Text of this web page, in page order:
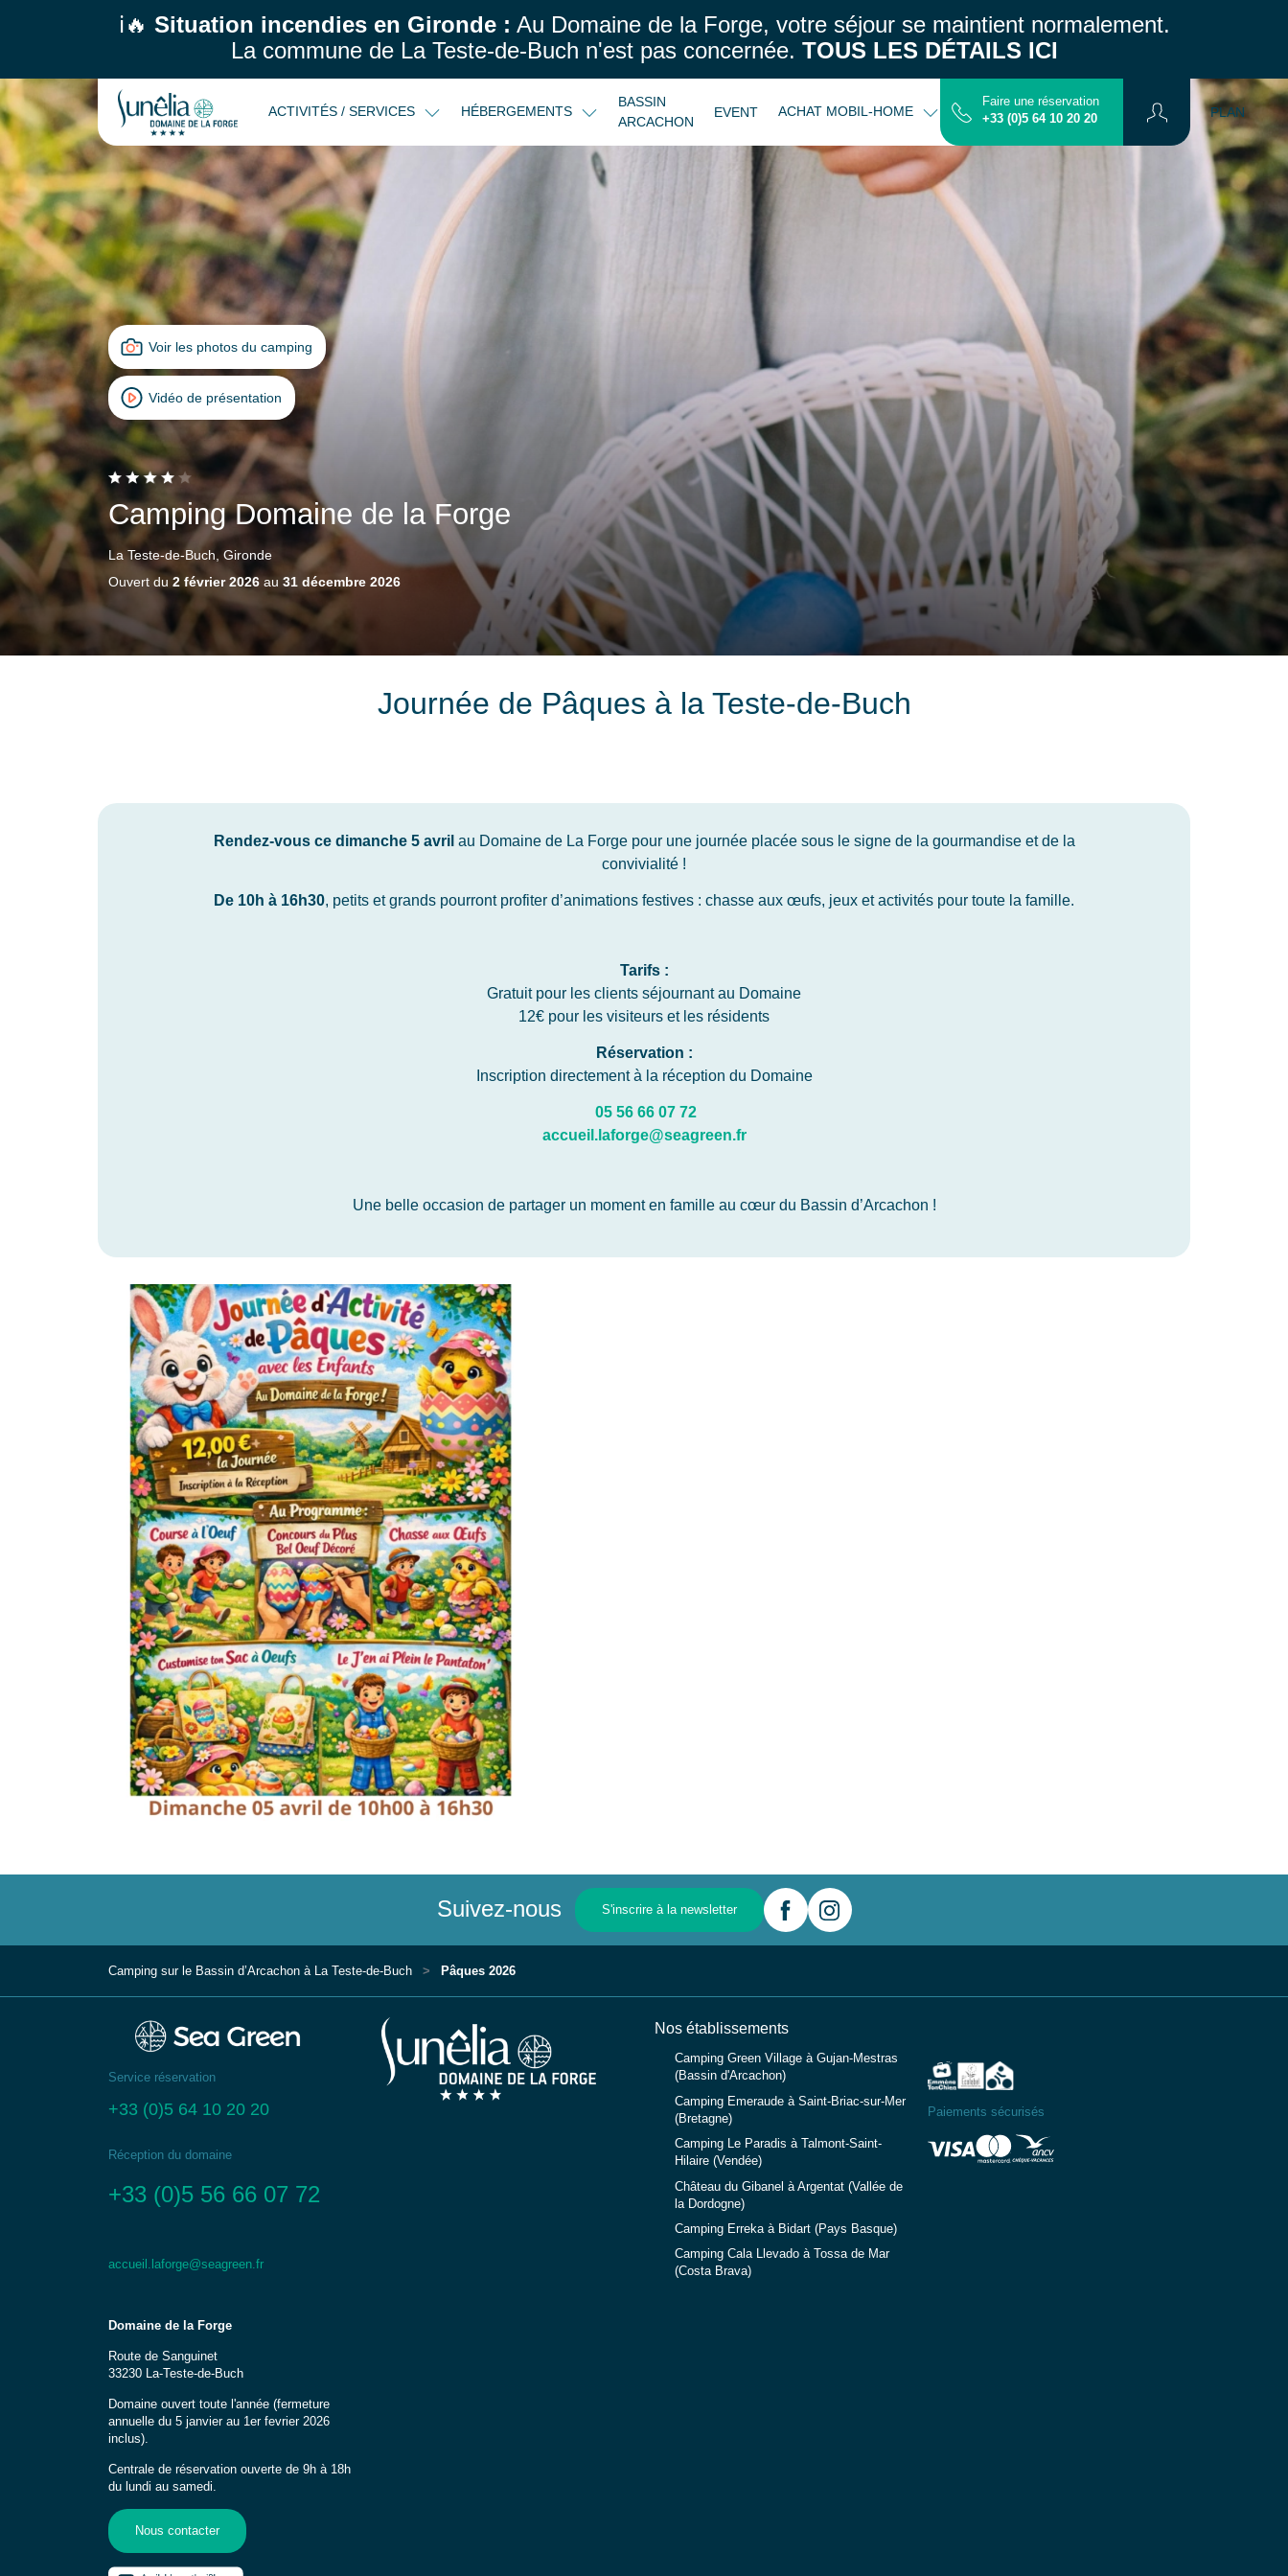
ℹ️🔥 Situation incendies en Gironde : Au Domaine de la Forge, votre séjour se maintient normalement.
La commune de La Teste-de-Buch n'est pas concernée. TOUS LES DÉTAILS ICI
ACTIVITÉS / SERVICES HÉBERGEMENTS
BASSIN
ARCACHON
EVENT ACHAT MOBIL-HOME INFOS PRATIQUES CONTACT PLAN
Faire une réservation
+33 (0)5 64 10 20 20
Voir les photos du camping
Vidéo de présentation
Camping Domaine de la Forge
La Teste-de-Buch, Gironde
Ouvert du 2 février 2026au 31 décembre 2026
Journée de Pâques à la Teste-de-Buch
Rendez-vous ce dimanche 5 avril au Domaine de La Forge pour une journée placée sous le signe de la gourmandise et de la
convivialité !
De 10h à 16h30, petits et grands pourront profiter d’animations festives : chasse aux œufs, jeux et activités pour toute la famille.
Tarifs :
Gratuit pour les clients séjournant au Domaine
12€ pour les visiteurs et les résidents
Réservation :
Inscription directement à la réception du Domaine
05 56 66 07 72
accueil.laforge@seagreen.fr
Une belle occasion de partager un moment en famille au cœur du Bassin d’Arcachon !
Suivez-nous S'inscrire à la newsletter
Camping sur le Bassin d’Arcachon à La Teste-de-Buch Pâques 2026
Service réservation
+33 (0)5 64 10 20 20
Réception du domaine
+33 (0)5 56 66 07 72
accueil.laforge@seagreen.fr
Domaine de la Forge
Route de Sanguinet
33230 La-Teste-de-Buch
Domaine ouvert toute l'année (fermeture
annuelle du 5 janvier au 1er fevrier 2026
inclus).
Centrale de réservation ouverte de 9h à 18h
du lundi au samedi.
Nous contacter
Nos établissements
Camping Green Village à Gujan-Mestras
(Bassin d'Arcachon)
Camping Emeraude à Saint-Briac-sur-Mer
(Bretagne)
Camping Le Paradis à Talmont-Saint-
Hilaire (Vendée)
Château du Gibanel à Argentat (Vallée de
la Dordogne)
Camping Erreka à Bidart (Pays Basque)
Camping Cala Llevado à Tossa de Mar
(Costa Brava)
Paiements sécurisés